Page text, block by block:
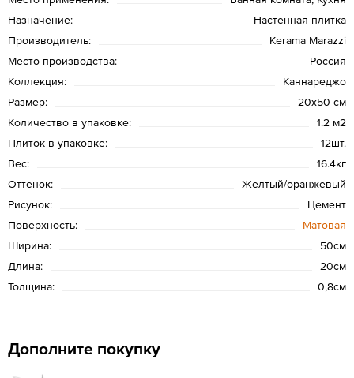
Назначение:
Настенная плитка
Производитель:
Kerama Marazzi
Место производства:
Россия
Коллекция:
Каннареджо
Размер:
20х50 см
Количество в упаковке:
1.2 м2
Плиток в упаковке:
12шт.
Вес:
16.4кг
Оттенок:
Желтый/оранжевый
Рисунок:
Цемент
Поверхность:
Матовая
Ширина:
50см
Длина:
20см
Толщина:
0,8см
Дополните покупку